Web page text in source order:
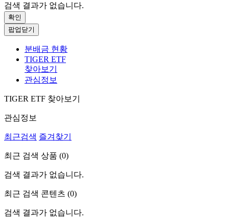
검색 결과가 없습니다.
확인
팝업닫기
분배금 현황
TIGER ETF
찾아보기
관심정보
TIGER ETF 찾아보기
관심정보
최근검색 즐겨찾기
최근 검색 상품 (0)
검색 결과가 없습니다.
최근 검색 콘텐츠 (0)
검색 결과가 없습니다.